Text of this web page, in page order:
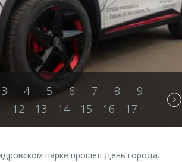
ин
3 4 5 6 7 8
9
12 13 14 15 16 17
парке прошел День города.